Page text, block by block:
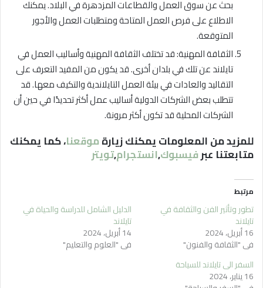
بحث عن سوق العمل والقطاعات المزدهرة في البلاد. يمكنك
الاطلاع على فرص العمل المتاحة ومتطلبات العمل والأجور
المتوقعة.
الثقافة المهنية: قد تختلف الثقافة المهنية وأساليب العمل في
تايلاند عن تلك في بلدان أخرى. قد يكون من المفيد التعرف على
التقاليد والعادات في بيئة العمل التايلاندية والتكيف معها. قد
تتطلب بعض الشركات الدولية أساليب عمل أكثر تحديدًا في حين أن
الشركات المحلية قد تكون أكثر مرونة.
للمزيد من المعلومات يمكنك زيارةموقعنا، كما يمكنك
متابعتنا عبرفيسبوك,انستجرام,تويتر
مرتبط
تطور وتأثير الفن والثقافة في
تايلاند
16 أبريل، 2024
في "الثقافة والفنون"
الدليل الشامل للدراسة والحياة في
تايلاند
14 أبريل، 2024
في "العلوم والتعليم"
السفر الي تايلاند للسياحة
16 يناير، 2024